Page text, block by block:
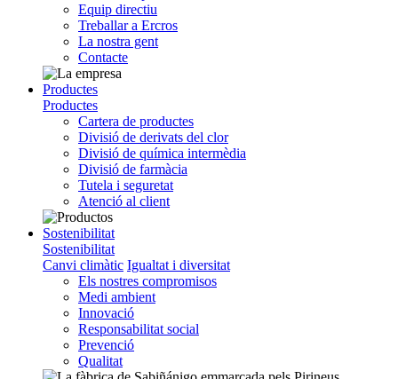
Equip directiu
Treballar a Ercros
La nostra gent
Contacte
Productes
Productes
Cartera de productes
Divisió de derivats del clor
Divisió de química intermèdia
Divisió de farmàcia
Tutela i seguretat
Atenció al client
Sostenibilitat
Sostenibilitat
Canvi climàtic Igualtat i diversitat
Els nostres compromisos
Medi ambient
Innovació
Responsabilitat social
Prevenció
Qualitat